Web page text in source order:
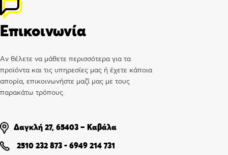
Επικοινωνία
Αν θέλετε να μάθετε περισσότερα για τα
προϊόντα και τις υπηρεσίες μας ή έχετε κάποια
απορία, επικοινωνήστε μαζί μας με τους
παρακάτω τρόπους.
Δαγκλή 27, 65403 – Καβάλα
2510 232 873 - 6949 214 731